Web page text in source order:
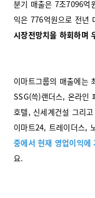
분기 매출은 7조7096억
익은 776억원으로 전년
시장전망치을 하회하며
이마트그룹의 매출에는
SSG(쓱)랜더스, 온라인
호텔, 신세계건설 그리
이마트24, 트레이더스,
중에서 현재 영업이익에
요.